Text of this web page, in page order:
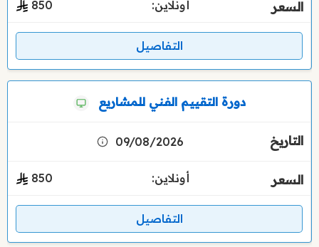
أونلاين: 850
التفاصيل
دورة التقييم الفني للمشاريع
09/08/2026
أونلاين: 850
التفاصيل